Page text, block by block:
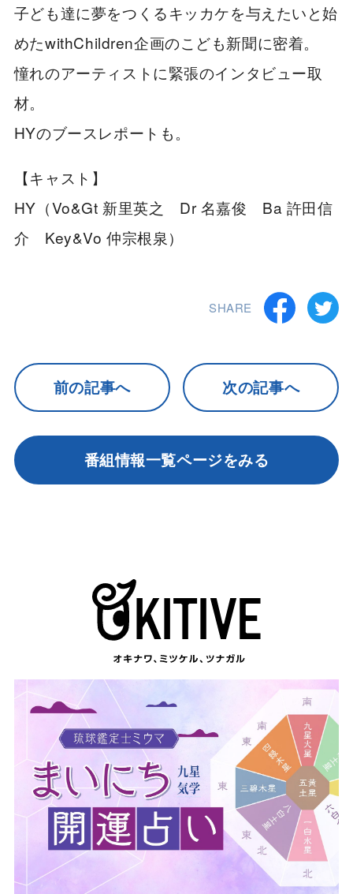
子ども達に夢をつくるキッカケを与えたいと始
めたwithChildren企画のこども新聞に密着。
憧れのアーティストに緊張のインタビュー取
材。
HYのブースレポートも。
【キャスト】
HY（Vo&Gt 新里英之 Dr 名嘉俊 Ba 許田信
介 Key&Vo 仲宗根泉）
SHARE
前の記事へ 次の記事へ
番組情報一覧ページをみる